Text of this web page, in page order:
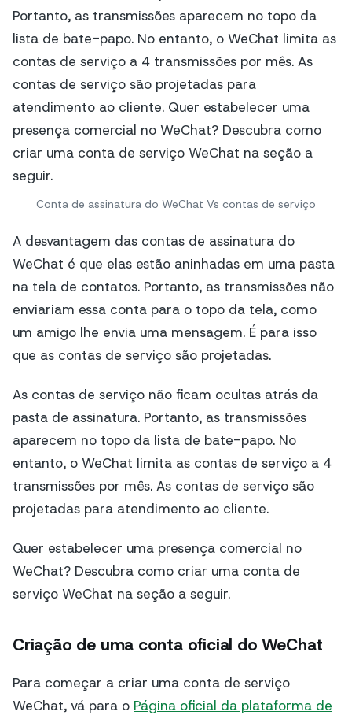
Conta de assinatura do WeChat Vs contas de serviço
A desvantagem das contas de assinatura do
WeChat é que elas estão aninhadas em uma pasta
na tela de contatos. Portanto, as transmissões não
enviariam essa conta para o topo da tela, como
um amigo lhe envia uma mensagem. É para isso
que as contas de serviço são projetadas.
As contas de serviço não ficam ocultas atrás da
pasta de assinatura. Portanto, as transmissões
aparecem no topo da lista de bate-papo. No
entanto, o WeChat limita as contas de serviço a 4
transmissões por mês. As contas de serviço são
projetadas para atendimento ao cliente.
Quer estabelecer uma presença comercial no
WeChat? Descubra como criar uma conta de
serviço WeChat na seção a seguir.
Criação de uma conta oficial do WeChat
Para começar a criar uma conta de serviço
WeChat, vá para o Página oficial da plataforma de